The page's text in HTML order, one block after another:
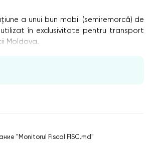
a unui bun mobil (semiremorcă) de
în exclusivitate pentru transport
Moldova.
"Monitorul Fiscal FISC.md"